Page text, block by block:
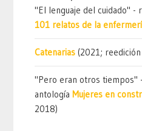
"El lenguaje del cuidado" -
101 relatos de la
Catenarias (2021;
"Pero eran otros tiempos"
antología Mujeres en
2018)